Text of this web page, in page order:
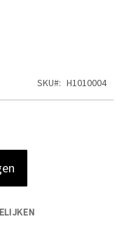
SKU H1010004